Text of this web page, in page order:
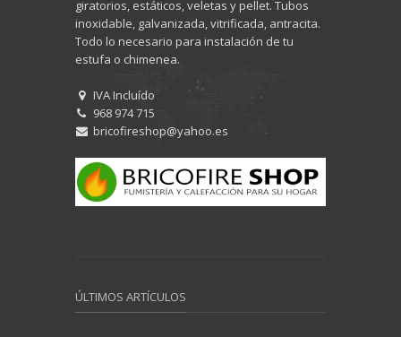
giratorios, estáticos, veletas y pellet. Tubos
inoxidable, galvanizada, vitrificada, antracita.
Todo lo necesario para instalación de tu
estufa o chimenea.
IVA Incluído
968 974 715
bricofireshop@yahoo.es
ÚLTIMOS ARTÍCULOS